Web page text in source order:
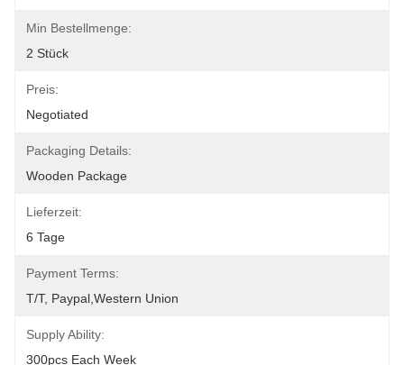
Min Bestellmenge:
2 Stück
Preis:
Negotiated
Packaging Details:
Wooden Package
Lieferzeit:
6 Tage
Payment Terms:
T/T, Paypal,Western Union
Supply Ability:
300pcs Each Week